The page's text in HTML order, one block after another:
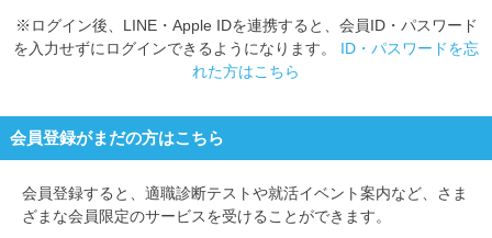
※ログイン後、LINE・Apple IDを連携すると、会員ID・パスワード
を入力せずにログインできるようになります。 ID・パスワードを忘
れた方はこちら
会員登録がまだの方はこちら
会員登録すると、 適職診断テストや就活イベント案内など、さま
ざまな会員限定のサービスを受けることができます。